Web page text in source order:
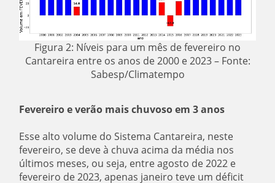
Figura 2: Níveis para um mês de fevereiro no
Cantareira entre os anos de 2000 e 2023 – Fonte:
Sabesp/Climatempo
Fevereiro e verão mais chuvoso em 3 anos
Esse alto volume do Sistema Cantareira, neste
fevereiro, se deve à chuva acima da média nos
últimos meses, ou seja, entre agosto de 2022 e
fevereiro de 2023, apenas janeiro teve um déficit